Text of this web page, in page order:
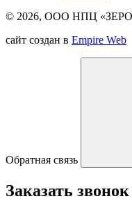
© 2026, ООО НПЦ
сайт создан в Empire Web
Обратная связь
Заказать звонок